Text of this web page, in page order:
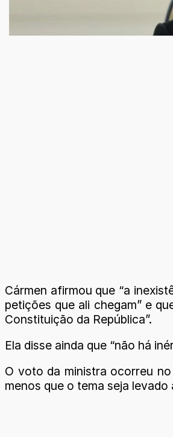
Cármen afirmou que “a
petições que ali chegam” e
Constituição da República”.
Ela disse ainda que “não há
O voto da ministra ocorreu
menos que o tema seja